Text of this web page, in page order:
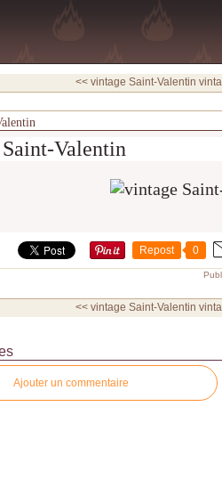
<< vintage Saint-Valentin
Valentin
Repost 0
<< vintage Saint-Valentin
Ajouter un commentaire